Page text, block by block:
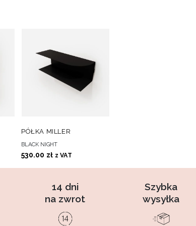
DODAJ DO KOSZYKA
PÓŁKA MILLER
BLACK NIGHT
530.00 zł z VAT
14 dni
na zwrot
Szybka
wysyłka